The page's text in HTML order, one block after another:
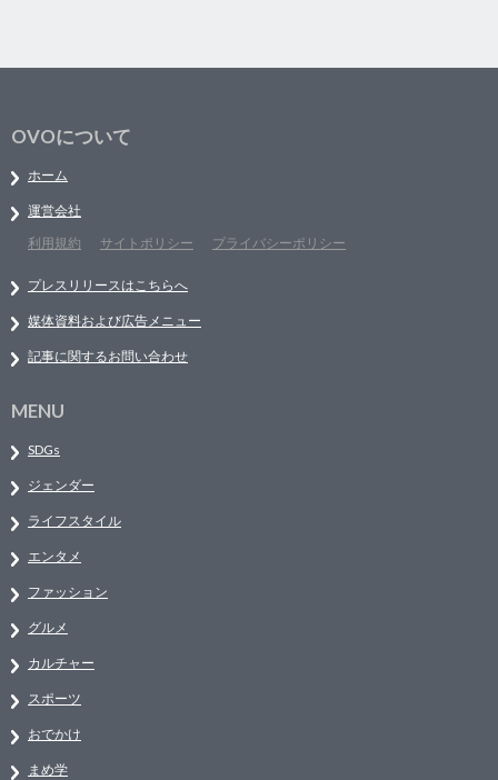
OVOについて
ホーム
運営会社
利用規約
サイトポリシー プライバシーポリシー
プレスリリースはこちらへ
媒体資料および広告メニュー
記事に関するお問い合わせ
MENU
SDGs
ジェンダー
ライフスタイル
エンタメ
ファッション
グルメ
カルチャー
スポーツ
おでかけ
まめ学